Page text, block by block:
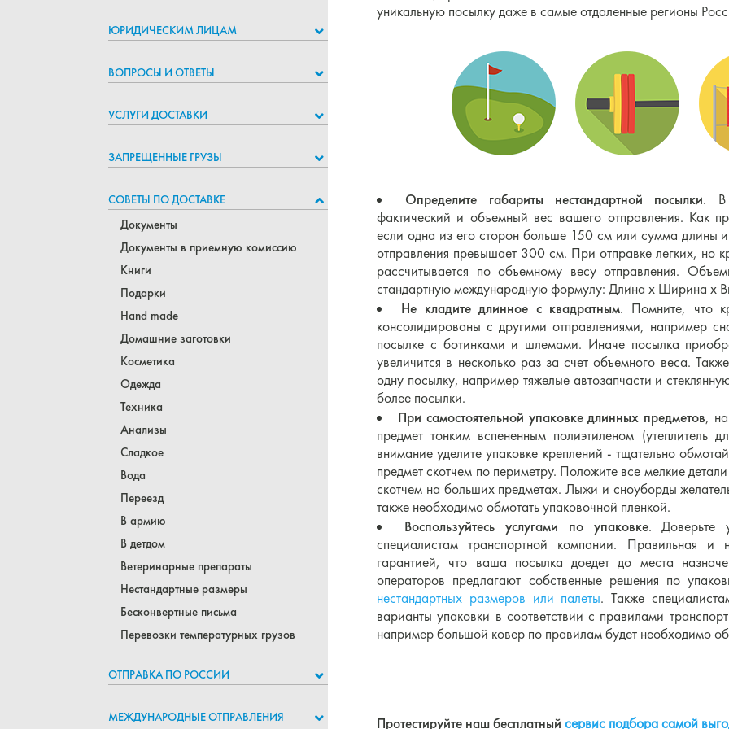
ЮРИДИЧЕСКИМ ЛИЦАМ
ВОПРОСЫ И ОТВЕТЫ
УСЛУГИ ДОСТАВКИ
ЗАПРЕЩЕННЫЕ ГРУЗЫ
СОВЕТЫ ПО ДОСТАВКЕ
Документы
Документы в приемную комиссию
Книги
Подарки
Hand made
Домашние заготовки
Косметика
Одежда
Техника
Анализы
Сладкое
Вода
Переезд
В армию
В детдом
Ветеринарные препараты
Нестандартные размеры
Бесконвертные письма
Перевозки температурных грузов
ОТПРАВКА ПО РОССИИ
МЕЖДУНАРОДНЫЕ ОТПРАВЛЕНИЯ
уникальную посылку даже в самые отдаленные регионы
Определите габариты нестандартной посылки. В
фактический и объемный вес вашего отправления. Как
если одна из его сторон больше 150 см или сумма длины
отправления превышает 300 см. При отправке легких, но
рассчитывается по объемному весу отправления.
стандартную международную формулу: Длина x Ширина x
Не кладите длинное с квадратным. Помните, что
консолидированы с другими отправлениями, например
посылке с ботинками и шлемами. Иначе посылка
увеличится в несколько раз за счет объемного веса.
одну посылку, например тяжелые автозапчасти и
более посылки.
При самостоятельной упаковке длинных предметов,
предмет тонким вспененным полиэтиленом
внимание уделите упаковке креплений - тщательно
предмет скотчем по периметру. Положите все мелкие
скотчем на больших предметах. Лыжи и сноуборды
также необходимо обмотать упаковочной пленкой.
Воспользуйтесь услугами по упаковке. Доверьте
специалистам транспортной компании. Правильная и
гарантией, что ваша посылка доедет до места
операторов предлагают собственные решения по
нестандартных размеров или палеты. Также
варианты упаковки в соответствии с правилами
например большой ковер по правилам будет необходимо
Протестируйте наш бесплатный сервис подбора самой